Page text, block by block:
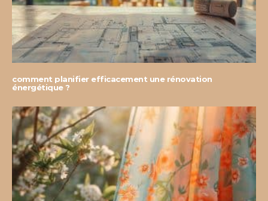
comment planifier efficacement une rénovation
énergétique ?